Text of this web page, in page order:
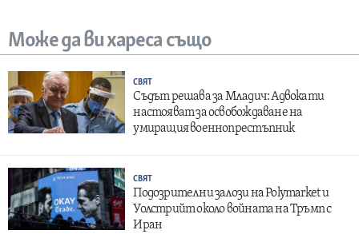
Може да ви хареса също
СВЯТ
Съдът решава за Младич: Адвокати
настояват за освобождаване на
умиращия военнопрестъпник
СВЯТ
Подозрителни залози на Polymarket и
Уолстрийт около войната на Тръмп с
Иран